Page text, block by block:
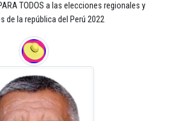
TODOS a las elecciones regionales y
de la república del Perú 2022